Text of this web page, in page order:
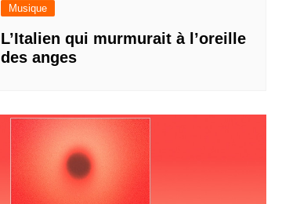
Musique
L’Italien qui murmurait à l’oreille
des anges